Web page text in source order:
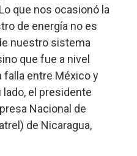
que nos ocasionó la
de energía no es
nuestro sistema
que fue a nivel
falla entre México y
lado, el presidente
Nacional de
de Nicaragua,